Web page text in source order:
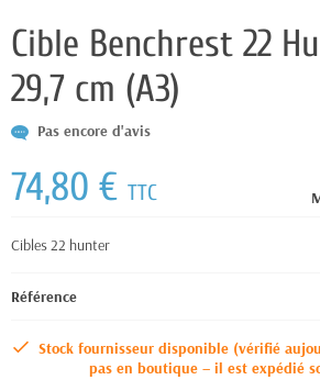
Cible Benchrest 22
29,7 cm (A3)
Pas encore d'avis
74,80 € TTC
Cibles 22 hunter
Référence
Stock fournisseur disponible (vérifié
pas en boutique – il est expédié